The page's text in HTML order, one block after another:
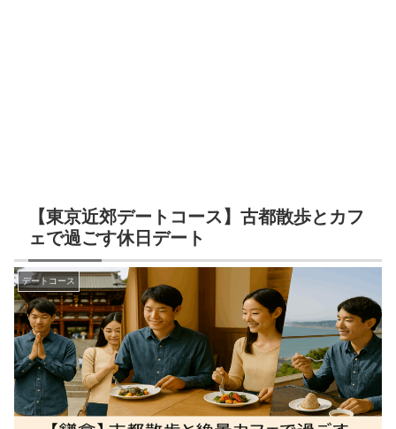
【東京近郊デートコース】古都散歩とカフ
ェで過ごす休日デート
デートコース